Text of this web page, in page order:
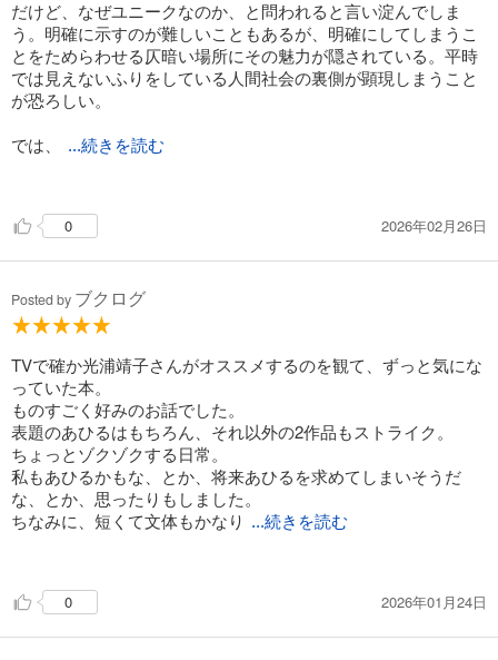
だけど、なぜユニークなのか、と問われると言い淀んでしま
う。明確に示すのが難しいこともあるが、明確にしてしまうこ
とをためらわせる仄暗い場所にその魅力が隠されている。平時
では見えないふりをしている人間社会の裏側が顕現しまうこと
が恐ろしい。
では、
...続きを読む
愛くるしいあひるを介して育まれる一般的な家庭と近所の子ど
もたちとの触れ合い。和気あいあいであるべきテーマである。
語り手の不遇、家族間の不和、新興宗教の影、弟の粗暴と人間
人であるあひるすら存在が安定しておらず、この物語の不穏さ
がどんどん際立ってくる。
物語のラストでは、主人公の取り巻く環境に小さくない変化が
生じる。周囲を構成する要素が改変される。変化していく環境
と、以前と変わらない生活が続く主人公との乖離。同じ空間で
過ごしているのに違う世界に住むような違和感がある。主人公
の未来や展望が期待できない、滞留している水たまりのような
ネタバレ回避で観念的な感想となってしまうが、語り口の平易
さと物語に通底する人間社会の不条理さを感じさせるテーマと
のアンバランス。今村夏子にしか表現できない読み応えが、癖
0 2026年02月26日
Posted by ブクログ
TVで確か光浦靖子さんがオススメするのを観て、ずっと気にな
っていた本。
ものすごく好みのお話でした。
表題のあひるはもちろん、それ以外の2作品もストライク。
ちょっとゾクゾクする日常。
私もあひるかもな、とか、将来あひるを求めてしまいそうだ
な、とか、思ったりもしました。
ちなみに、短くて文体もかなり
...続きを読む
です。
色んな人人に勧めたいし、この方の他の作品も読んでみたい。
0 2026年01月24日